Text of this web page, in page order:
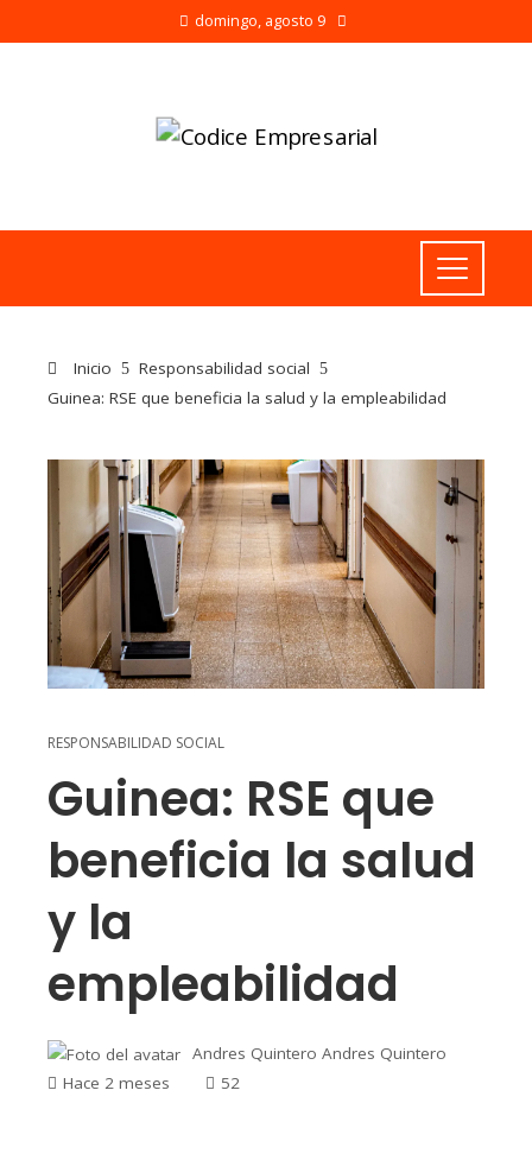
domingo, agosto 9
Inicio
Responsabilidad social
Guinea: RSE que beneficia la salud y la empleabilidad
RESPONSABILIDAD SOCIAL
Guinea: RSE que
beneficia la salud
y la
empleabilidad
Andres Quintero Andres Quintero
Hace 2 meses
52